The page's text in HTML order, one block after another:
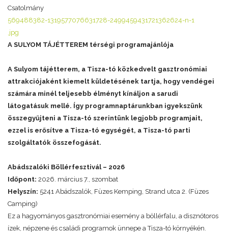
Csatolmány
569488382-1319577076631728-2499459431721362624-n-1
.jpg
A SULYOM TÁJÉTTEREM térségi programajánlója
A Sulyom tájétterem, a Tisza-tó közkedvelt gasztronómiai
attrakciójaként kiemelt küldetésének tartja, hogy vendégei
számára minél teljesebb élményt kínáljon a sarudi
látogatásuk mellé. Így programnaptárunkban igyekszünk
összegyűjteni a Tisza-tó szerintünk legjobb programjait,
ezzel is erősítve a Tisza-tó egységét, a Tisza-tó parti
szolgáltatók összefogását.
Abádszalóki Böllérfesztivál – 2026
Időpont: 2026. március 7., szombat
Helyszín: 5241 Abádszalók, Füzes Kemping, Strand utca 2. (Füzes
Camping)
Ez a hagyományos gasztronómiai esemény a böllérfalu, a disznótoros
ízek, népzene és családi programok ünnepe a Tisza-tó környékén.